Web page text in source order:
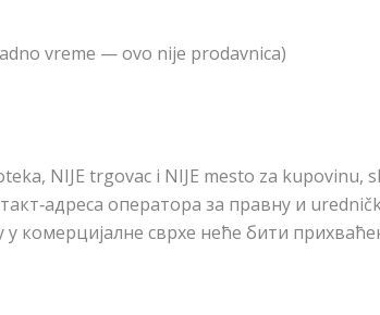
vreme — ovo nije prodavnica)
NIJE trgovac i NIJE mesto za kupovinu,
оператора за правну и
комерцијалне сврхе неће бити